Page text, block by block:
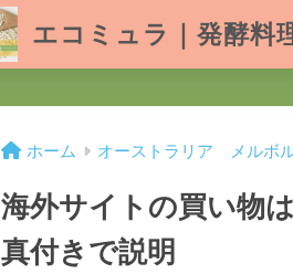
エコミュラ｜発酵料
ホーム オーストラリア メルボ
海外サイトの買い物
真付きで説明